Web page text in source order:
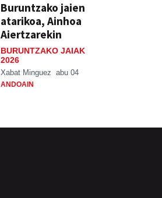
Buruntzako jaien
atarikoa, Ainhoa
Aiertzarekin
BURUNTZAKO JAIAK
2026
Xabat Minguez abu 04
ANDOAIN